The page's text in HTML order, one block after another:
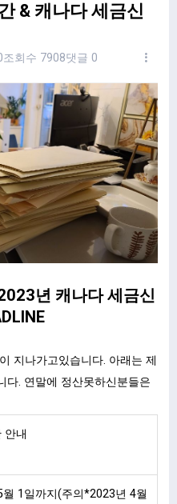
& 캐나다 세금신
조회수 7908댓글 0
년 캐나다 세금신
지나가고있습니다. 아래는 제
다. 연말에 정산못하신분들은
안내
1일까지(주의*2023년 4월